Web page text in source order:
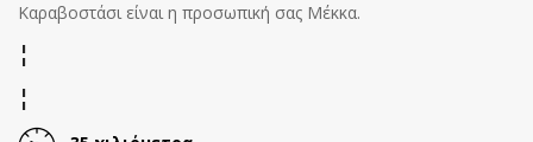
Καραβοστάσι είναι η προσωπική σας Μέκκα.
¦
¦